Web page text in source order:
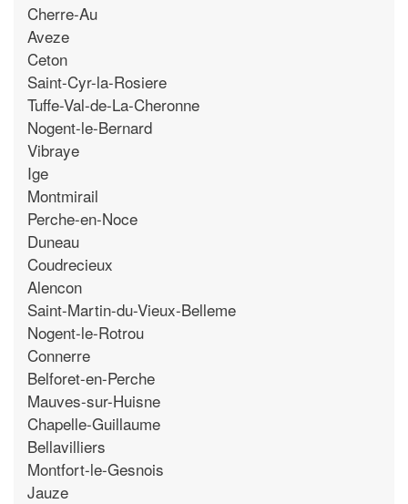
Cherre-Au
Aveze
Ceton
Saint-Cyr-la-Rosiere
Tuffe-Val-de-La-Cheronne
Nogent-le-Bernard
Vibraye
Ige
Montmirail
Perche-en-Noce
Duneau
Coudrecieux
Alencon
Saint-Martin-du-Vieux-Belleme
Nogent-le-Rotrou
Connerre
Belforet-en-Perche
Mauves-sur-Huisne
Chapelle-Guillaume
Bellavilliers
Montfort-le-Gesnois
Jauze